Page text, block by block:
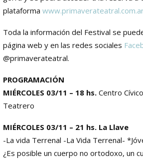
plataforma
Toda la información del Festival se
página web y en las redes sociales
@primaverateatral.
PROGRAMACIÓN
MIÉRCOLES 03/11 – 18 hs. Centro
Teatrero
MIÉRCOLES 03/11 – 21 hs. La Llave
-La vida Terrenal -La Vida Terrenal-
¿Es posible un cuerpo no ortodoxo, un